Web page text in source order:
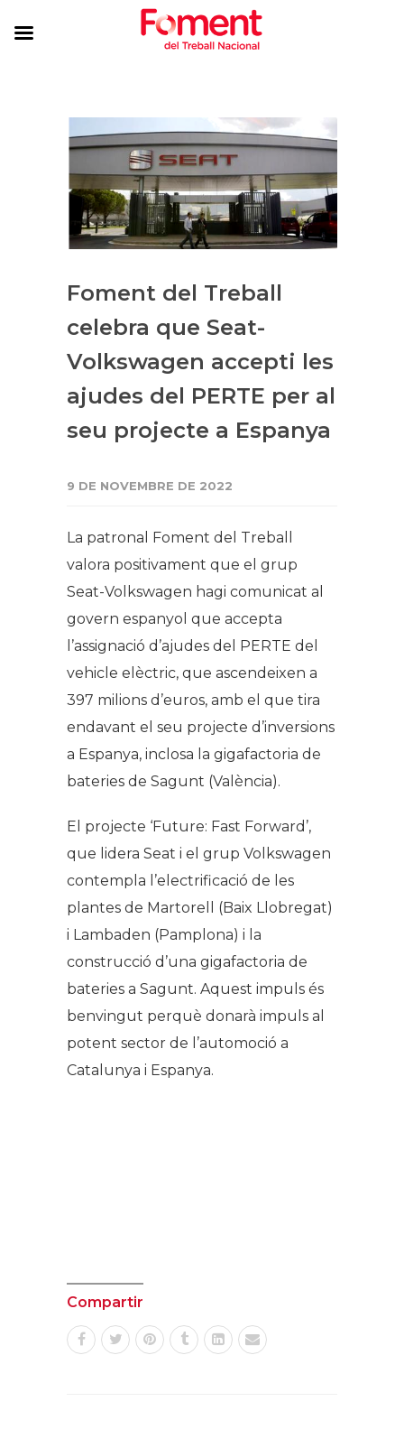
Foment del Treball
celebra que Seat-
Volkswagen accepti les
ajudes del PERTE per al
seu projecte a Espanya
9 DE NOVEMBRE DE 2022
La patronal Foment del Treball
valora positivament que el grup
Seat-Volkswagen hagi comunicat al
govern espanyol que accepta
l’assignació d’ajudes del PERTE del
vehicle elèctric, que ascendeixen a
397 milions d’euros, amb el que tira
endavant el seu projecte d’inversions
a Espanya, inclosa la gigafactoria de
bateries de Sagunt (València).
El projecte ‘Future: Fast Forward’,
que lidera Seat i el grup Volkswagen
contempla l’electrificació de les
plantes de Martorell (Baix Llobregat)
i Lambaden (Pamplona) i la
construcció d’una gigafactoria de
bateries a Sagunt. Aquest impuls és
benvingut perquè donarà impuls al
potent sector de l’automoció a
Catalunya i Espanya.
Compartir